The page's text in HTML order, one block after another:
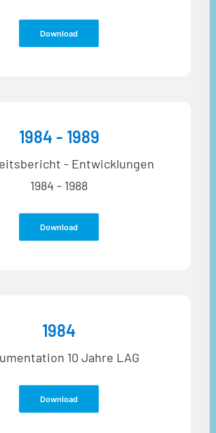
Download
1984 - 1989
- Entwicklungen
1984 - 1988
Download
1984
10 Jahre LAG
Download